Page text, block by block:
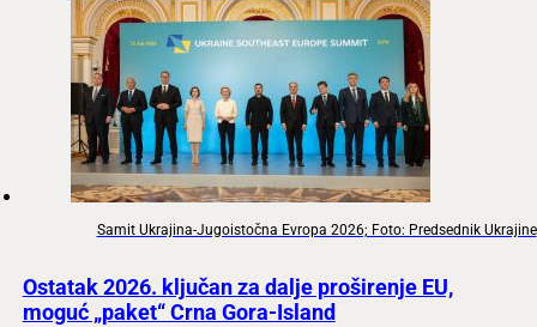
Samit Ukrajina-Jugoistočna Evropa 2026; Foto: Predsednik Ukrajine
Ostatak 2026. ključan za dalje proširenje EU,
moguć „paket“ Crna Gora-Island